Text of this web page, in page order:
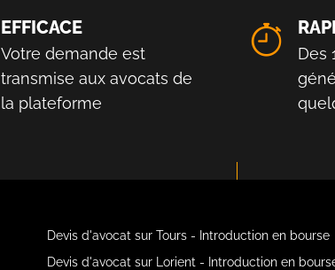
EFFICACE
Votre demande est
transmise aux avocats de
la plateforme
Des
Devis d'avocat sur Tours - Introduction en bourse
Devis d'avocat sur Lorient - Introduction en